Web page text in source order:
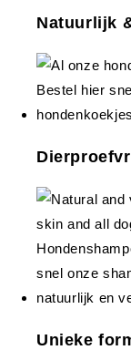
Natuurlijk
Unieke